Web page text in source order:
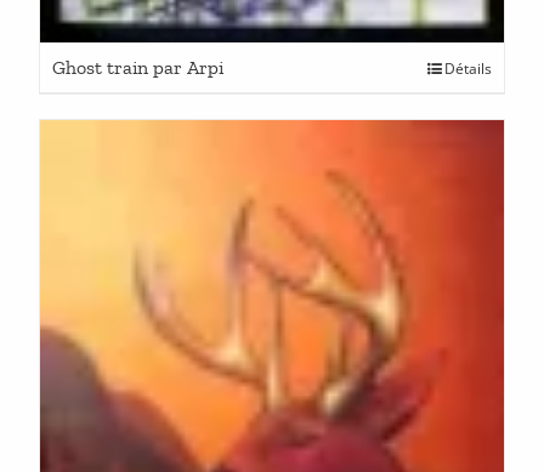
Ghost train par Arpi Détails